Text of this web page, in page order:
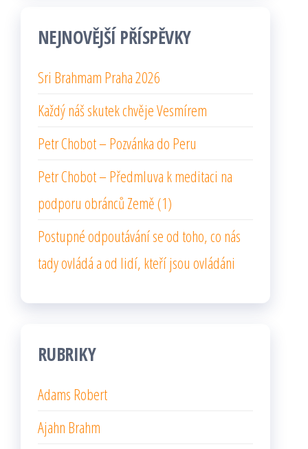
NEJNOVĚJŠÍ PŘÍSPĚVKY
Sri Brahmam Praha 2026
Každý náš skutek chvěje Vesmírem
Petr Chobot – Pozvánka do Peru
Petr Chobot – Předmluva k meditaci na
podporu obránců Země (1)
Postupné odpoutávání se od toho, co nás
tady ovládá a od lidí, kteří jsou ovládáni
RUBRIKY
Adams Robert
Ajahn Brahm